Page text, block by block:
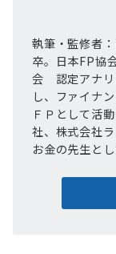
執筆・監修者
卒。日本FP協
会 認定アナリ
し、ファイナ
ＦＰとして活
社、株式会社
お金の先生と